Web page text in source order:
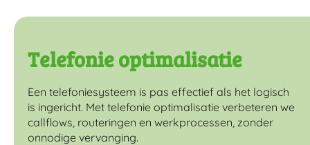
Telefonie optimalisatie
Een telefoniesysteem is pas effectief als het logisch
is ingericht. Met telefonie optimalisatie verbeteren we
callflows, routeringen en werkprocessen, zonder
onnodige vervanging.